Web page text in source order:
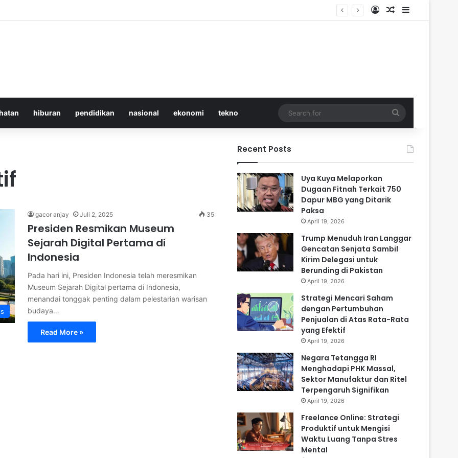
Log InRandom Article
Sidebar
hiburan pendidikan nasional ekonomi tekno
for
gacor anjay Juli 2, 2025 35
Presiden Resmikan Museum
Sejarah Digital Pertama di
Indonesia
Pada hari ini, Presiden Indonesia telah meresmikan
Museum Sejarah Digital pertama di Indonesia,
menandai tonggak penting dalam pelestarian warisan
budaya…
Read More »
Recent Posts
Uya Kuya Melaporkan
Dugaan Fitnah Terkait 750
Dapur MBG yang Ditarik
Paksa
April 19, 2026
Trump Menuduh Iran Langgar
Gencatan Senjata Sambil
Kirim Delegasi untuk
Berunding di Pakistan
April 19, 2026
Strategi Mencari Saham
dengan Pertumbuhan
Penjualan di Atas Rata-Rata
yang Efektif
April 19, 2026
Negara Tetangga RI
Menghadapi PHK Massal,
Sektor Manufaktur dan Ritel
Terpengaruh Signifikan
April 19, 2026
Freelance Online: Strategi
Produktif untuk Mengisi
Waktu Luang Tanpa Stres
Mental